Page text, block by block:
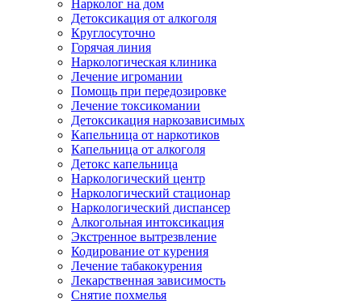
Нарколог на дом
Детоксикация от алкоголя
Круглосуточно
Горячая линия
Наркологическая клиника
Лечение игромании
Помощь при передозировке
Лечение токсикомании
Детоксикация наркозависимых
Капельница от наркотиков
Капельница от алкоголя
Детокс капельница
Наркологический центр
Наркологический стационар
Наркологический диспансер
Алкогольная интоксикация
Экстренное вытрезвление
Кодирование от курения
Лечение табакокурения
Лекарственная зависимость
Снятие похмелья